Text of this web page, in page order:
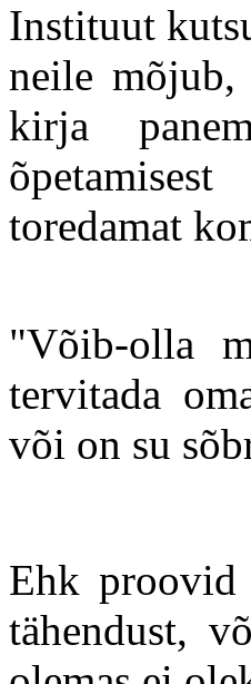
Instituut
neile mõjub,
kirja
toredamat
"Võib-olla
tervitada
või on su
Ehk proovid
tähendust,